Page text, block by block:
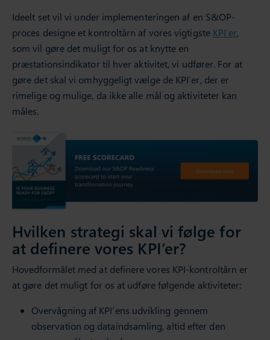
Ideelt set vil vi under implementeringen af en S&OP-
proces designe et kontroltårn af vores vigtigste KPI’er,
som vil gøre det muligt for os at knytte en
præstationsindikator til hver aktivitet, vi udfører. For at
gøre det skal vi omhyggeligt vælge de KPI’er, der er
rimelige og mulige, da ikke alle mål og aktiviteter kan
måles.
Hvilken strategi skal vi følge for
at definere vores KPI’er?
Hovedformålet med at definere vores KPI-kontroltårn er
at gøre det muligt for os at udføre følgende aktiviteter:
Overvågning af KPI’ens udvikling gennem
observation og dataindsamling, altid efter den